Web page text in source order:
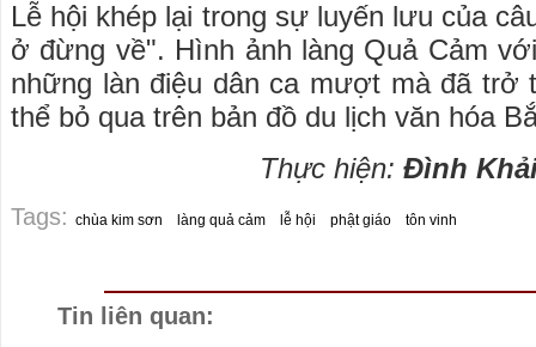
Lễ hội khép lại trong sự luyến lưu của
ở đừng về". Hình ảnh làng Quả Cảm
những làn điệu dân ca mượt mà đã trở
thể bỏ qua trên bản đồ du lịch văn hóa
Thực hiện: Đình
Tags: chùa kim sơn làng quả cảm lễ hội phật giáo tôn vinh
Tin liên quan: